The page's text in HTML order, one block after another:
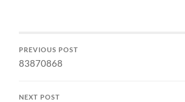
mendiskriminasikan hal-
hal (yang seolah-olah)
PREVIOUS POST
83870868
NEXT POST